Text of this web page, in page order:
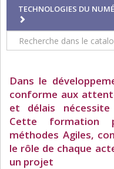
TECHNOLOGIES DU
Dans le
conforme aux
et délais
Cette formation
méthodes Agiles,
le rôle de chaque
un projet